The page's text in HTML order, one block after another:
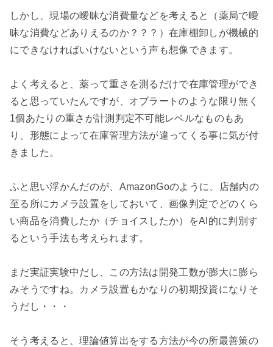
しかし、現場の曖昧な消費量などを考えると（薬局で曖
昧な消費などありえるのか？？？）在庫棚卸しが機械的
にできなければいけないという声も想像できます。
よく考えると、薬って重さを測るだけで在庫管理ができ
ると思っていたんですが、オブラートのような限り無く
1個あたりの重さが計測判定不可能レベルなものもあ
り、形態によって在庫管理方法が違ってくる事に気が付
きました。
ふと思い浮かんだのが、AmazonGoのように、店舗内の
至る所にカメラ設置をしておいて、画像判定でどのくら
い商品を消費したか（チョイスしたか）をAI的に判別す
るという手法も考えられます。
まだ実証実験中だし、この方法は開発工数が膨大に膨ら
みそうですね。カメラ設置もかなりの初期投資になりそ
うだし・・・
そう考えると、理論値算出をする方法が今の所最善策の